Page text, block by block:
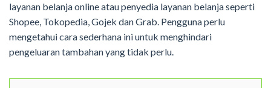
layanan belanja online atau penyedia layanan belanja seperti
Shopee, Tokopedia, Gojek dan Grab. Pengguna perlu
mengetahui cara sederhana ini untuk menghindari
pengeluaran tambahan yang tidak perlu.